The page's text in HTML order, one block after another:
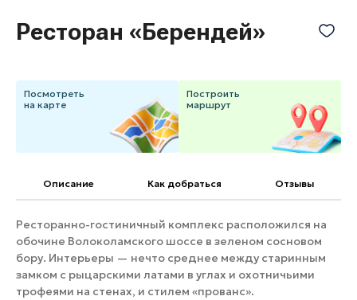
Горнолыжные клубы
Спецпроекты
Федоскинская фабрика
Пикник в Подмосковье
Особо охраняемые
природные территории
Ресторан «Берендей»
Посмотреть
на карте
Построить
маршрут
Описание Как добраться Отзывы
Ресторанно-гостиничный комплекс расположился на
обочине Волоколамского шоссе в зеленом сосновом
бору. Интерьеры — нечто среднее между старинным
замком с рыцарскими латами в углах и охотничьими
трофеями на стенах, и стилем «прованс».